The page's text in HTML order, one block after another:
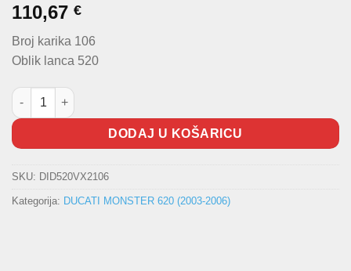
110,67 €
Broj karika 106
Oblik lanca 520
Lanac DID količina
DODAJ U KOŠARICU
SKU: DID520VX2106
Kategorija: DUCATI MONSTER 620 (2003-2006)